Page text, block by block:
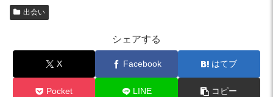
出会い
シェアする
X Facebook はてブ
Pocket LINE コピー